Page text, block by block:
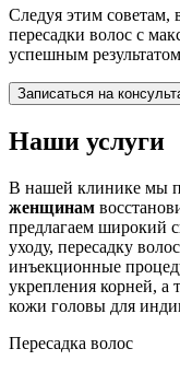
Следуя этим
пересадки волос с
успешным
Записаться на
Наши услуги
В нашей клинике мы
женщинам
предлагаем широкий
уходу, пересадку
инъекционные
укрепления корней, а
кожи головы для
Пересадка волос